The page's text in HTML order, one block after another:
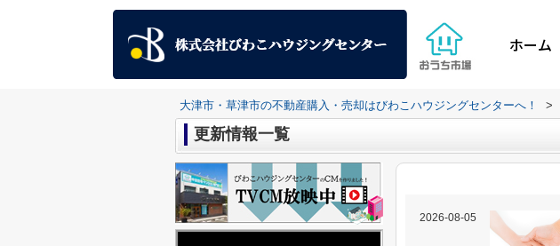
ホーム
大津市・草津市の不動産購入・売却はびわこハウジングセンターへ！ >
更新情報一覧
2026-08-05